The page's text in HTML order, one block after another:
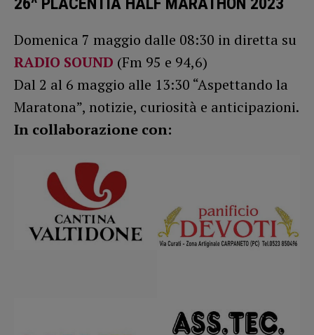
Domenica 7 maggio dalle 08:30 in diretta su
RADIO SOUND (Fm 95 e 94,6)
Dal 2 al 6 maggio alle 13:30 “Aspettando la
Maratona”, notizie, curiosità e anticipazioni.
In collaborazione con: